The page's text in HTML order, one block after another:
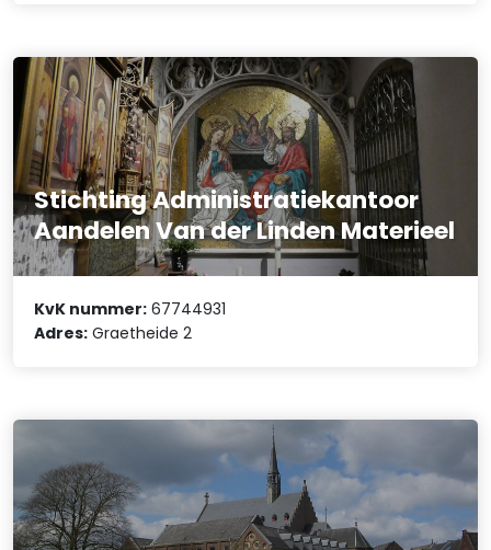
Stichting Administratiekantoor
Aandelen Van der Linden Materieel
KvK nummer: 67744931
Adres: Graetheide 2